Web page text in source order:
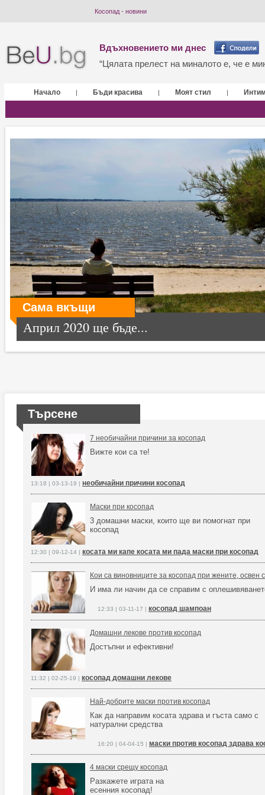
Косопад - новини
Вдъхновението ми днес
“Цялата прелест на миналото е, че е
Начало | Бъди красива | Моят стил |
Сама вкъщи
Април 2020 ще бъде...
Търсене
7 необичайни причини за косопад
Вижте кои са те!
13:18 | 03-13-19 | необичайни причини косопад
Маски при косопад
3 домашни маски, които ще ви помогнат при
косопад
12:30 | 09-12-14 | косата ми капе косата ми пада маски при косопад
Кои са виновниците за косопад при жените, освен
И има ли начин да се справим с
12:33 | 03-11-17 | косопад шампоан
Домашни лекове против косопад
Достъпни и ефективни!
11:32 | 02-25-19 | косопад домашни лекове
Най-добрите маски против косопад
Как да направим косата здрава и гъста само с
натурални средства
16:20 | 04-04-15 | маски против косопад здрава
4 маски срещу косопад
Разкажете играта на
есенния косопад!